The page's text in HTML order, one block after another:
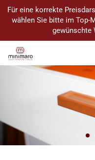
Für eine korrekte
wählen Sie bitte im Top-
gewünschte